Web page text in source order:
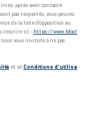
après avoir contacté
pas respectés, vous pouvez
de la liste d'opposition au
inscrire ici : https://www.bloct
vous invitons à ne pas
et esConditions d'utilisa